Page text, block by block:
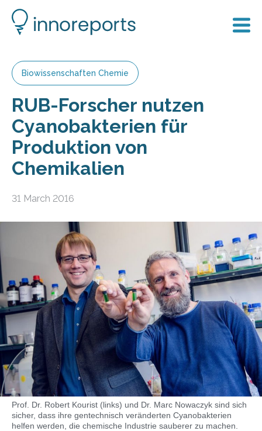
Biowissenschaften Chemie
RUB-Forscher nutzen
Cyanobakterien für
Produktion von
Chemikalien
31 March 2016
Prof. Dr. Robert Kourist (links) und Dr. Marc Nowaczyk sind sich
sicher, dass ihre gentechnisch veränderten Cyanobakterien
helfen werden, die chemische Industrie sauberer zu machen.